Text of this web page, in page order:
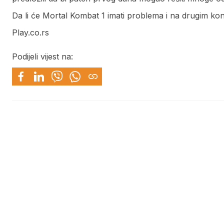
Da li će Mortal Kombat 1 imati problema i na drugim
Play.co.rs
Podijeli vijest na: